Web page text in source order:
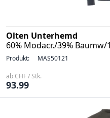
Olten Unterhemd
60% Modacr./39%
Produkt: MAS50121
ab CHF / Stk.
93.99